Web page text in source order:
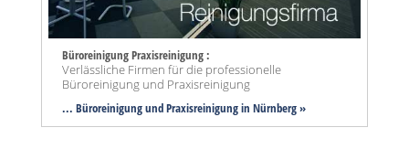
Büroreinigung Praxisreinigung :
Verlässliche Firmen für die professionelle
Büroreinigung und Praxisreinigung
... Büroreinigung und Praxisreinigung in Nürnberg »